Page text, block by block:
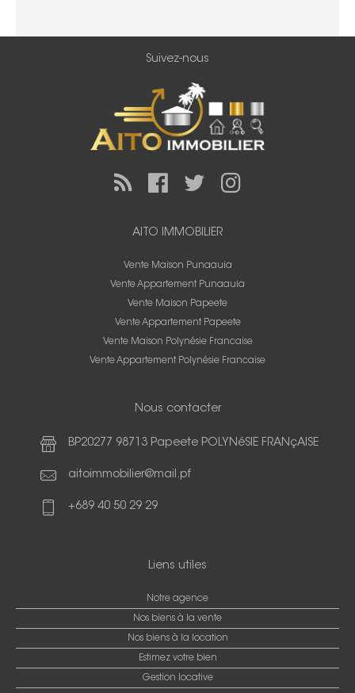
Suivez-nous
AITO IMMOBILIER
Vente Maison Punaauia
Vente Appartement Punaauia
Vente Maison Papeete
Vente Appartement Papeete
Vente Maison Polynésie Francaise
Vente Appartement Polynésie Francaise
Nous contacter
BP20277 98713 Papeete POLYNéSIE FRANçAISE
aitoimmobilier@mail.pf
+689 40 50 29 29
Liens utiles
Notre agence
Nos biens à la vente
Nos biens à la location
Estimez votre bien
Gestion locative